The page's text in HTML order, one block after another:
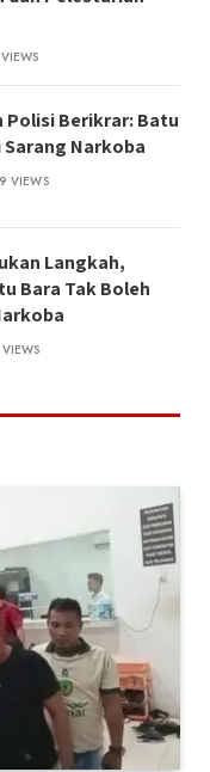
VIEWS
Polisi Berikrar: Batu
Narkoba
VIEWS
Langkah,
Bara Tak Boleh
VIEWS